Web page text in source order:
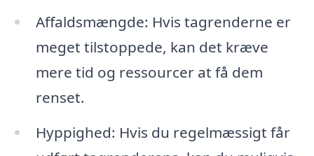
Affaldsmængde: Hvis tagrenderne er
meget tilstoppede, kan det kræve
mere tid og ressourcer at få dem
renset.
Hyppighed: Hvis du regelmæssigt får